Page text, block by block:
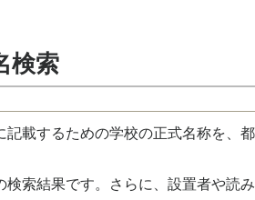
検索
記載するための学校の正式名称を、
検索結果です。さらに、設置者や読